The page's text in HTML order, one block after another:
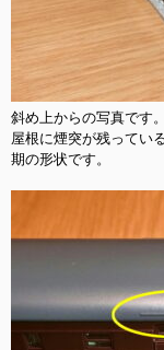
斜め上からの写真です。
屋根に煙突が残ってい
期の形状です。